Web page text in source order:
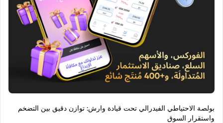
بولصة الاحتياطي الفيدرالي تحت قيادة وارش: توازن دقيق بين التضخم
واستقرار السوق